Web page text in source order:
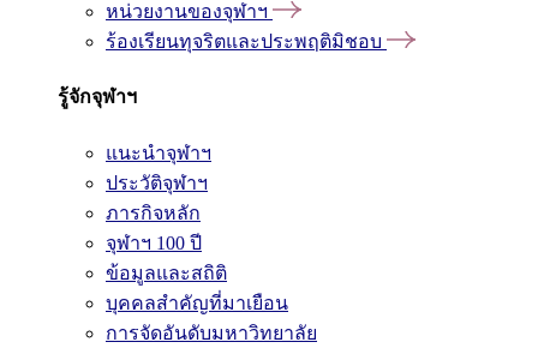
หน่วยงานของจุฬาฯ
ร้องเรียนทุจริตและประพฤติมิชอบ
รู้จักจุฬาฯ
แนะนำจุฬาฯ
ประวัติจุฬาฯ
ภารกิจหลัก
จุฬาฯ 100 ปี
ข้อมูลและสถิติ
บุคคลสำคัญที่มาเยือน
การจัดอันดับมหาวิทยาลัย